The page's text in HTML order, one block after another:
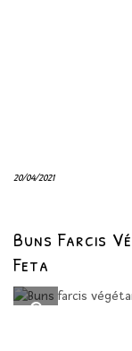
20/04/2021
Buns Farcis
Feta